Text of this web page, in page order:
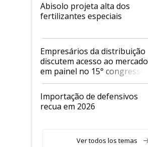
Abisolo projeta alta dos
fertilizantes especiais
Empresários da distribuição
discutem acesso ao mercado
em painel no 15° congresso
Andav
Importação de defensivos
recua em 2026
Ver todos los temas